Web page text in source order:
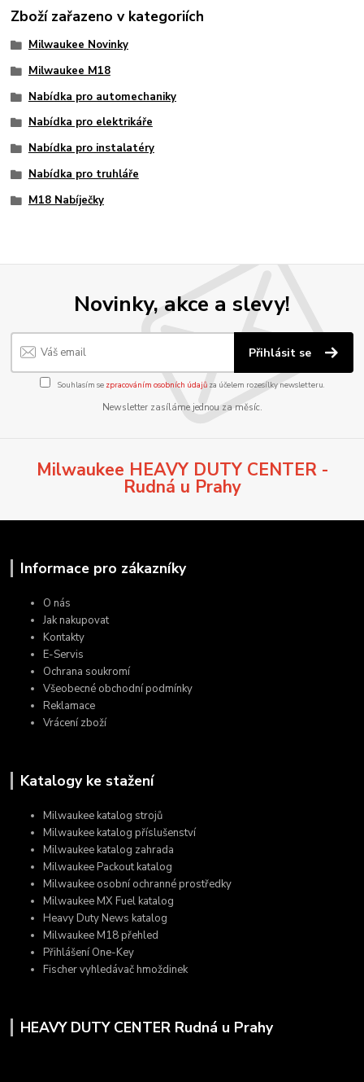
Zboží zařazeno v kategoriích
Milwaukee Novinky
Milwaukee M18
Nabídka pro automechaniky
Nabídka pro elektrikáře
Nabídka pro instalatéry
Nabídka pro truhláře
M18 Nabíječky
Novinky, akce a slevy!
Přihlásit se
Souhlasím se zpracováním osobních údajůza účelem rozesílky newsletteru.
Newsletter zasíláme jednou za měsíc.
Milwaukee HEAVY DUTY CENTER -
Rudná u Prahy
Informace pro zákazníky
O nás
Jak nakupovat
Kontakty
E-Servis
Ochrana soukromí
Všeobecné obchodní podmínky
Reklamace
Vrácení zboží
Katalogy ke stažení
Milwaukee katalog strojů
Milwaukee katalog příslušenství
Milwaukee katalog zahrada
Milwaukee Packout katalog
Milwaukee osobní ochranné prostředky
Milwaukee MX Fuel katalog
Heavy Duty News katalog
Milwaukee M18 přehled
Přihlášení One-Key
Fischer vyhledávač hmoždinek
HEAVY DUTY CENTER Rudná u Prahy